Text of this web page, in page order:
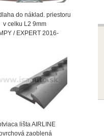
do náklad. priestoru
L2 9mm
/ EXPERT 2016-
lišta AIRLINE
zaoblená